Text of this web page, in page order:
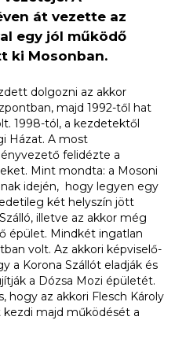
át vezette az
egy jól működő
ki Mosonban.
dolgozni az akkor
majd 1992-től hat
1998-tól, a kezdetektől
Házat. A most
felidézte a
Mint mondta: a Mosoni
idején, hogy legyen egy
két helyszín jött
illetve az akkor még
épület. Mindkét ingatlan
volt. Az akkori képviselő-
a Korona Szállót eladják és
a Dózsa Mozi épületét.
hogy az akkori Flesch Károly
majd működését a